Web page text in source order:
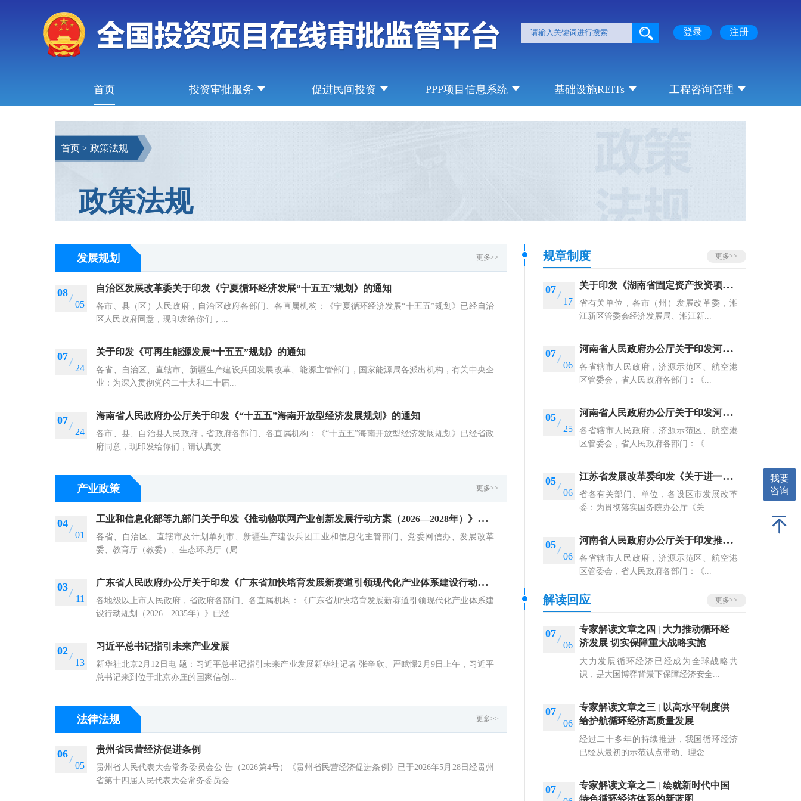
登录 注册
首页 投资审批服务 促进民间投资 PPP项目信息系统 基础设施REITs 工程咨询管理
首页 > 政策法规
政策法规
发展规划 更多>>
08
05
自治区发展改革委关于印发《宁夏循环经济发展“十五五”规划》的通知
各市、县（区）人民政府，自治区政府各部门、各直属机构：《宁夏循环经济发展“十五五”规划》已经自治
区人民政府同意，现印发给你们，...
07
24
关于印发《可再生能源发展“十五五”规划》的通知
各省、自治区、直辖市、新疆生产建设兵团发展改革、能源主管部门，国家能源局各派出机构，有关中央企
业：为深入贯彻党的二十大和二十届...
07
24
海南省人民政府办公厅关于印发《“十五五”海南开放型经济发展规划》的通知
各市、县、自治县人民政府，省政府各部门、各直属机构：《“十五五”海南开放型经济发展规划》已经省政
府同意，现印发给你们，请认真贯...
产业政策 更多>>
04
01
工
业和信息化部等九部门关于印发《推动物联网产业创新发展行动方案（2026—2028年）》的通知
各省、自治区、直辖市及计划单列市、新疆生产建设兵团工业和信息化主管部门、党委网信办、发展改革
委、教育厅（教委）、生态环境厅（局...
03
11
广
东省人民政府办公厅关于印发《广东省加快培育发展新赛道引领现代化产业体系建设行动规划（2026—2035年）》的通知
各地级以上市人民政府，省政府各部门、各直属机构：《广东省加快培育发展新赛道引领现代化产业体系建
设行动规划（2026—2035年）》已经...
02
13
习近平总书记指引未来产业发展
新华社北京2月12日电 题：习近平总书记指引未来产业发展新华社记者 张辛欣、严赋憬2月9日上午，习近平
总书记来到位于北京亦庄的国家信创...
法律法规 更多>>
06
05
贵州省民营经济促进条例
贵州省人民代表大会常务委员会公 告（2026第4号）《贵州省民营经济促进条例》已于2026年5月28日经贵州
省第十四届人民代表大会常务委员会...
更多>>
规章制度
07
17
关
于印发《湖南省固定资产投资项目节能审查验收管理办法（试行）》的通知
省有关单位，各市（州）发展改革委，湘
江新区管委会经济发展局、湘江新...
07
06
河
南省人民政府办公厅关于印发河南省进一步促进民间投资高质量发展若干政策措施的通知
各省辖市人民政府，济源示范区、航空港
区管委会，省人民政府各部门：《...
05
25
河
南省人民政府办公厅关于印发河南省推进数字经济高质量发展若干政策措施的通知
各省辖市人民政府，济源示范区、航空港
区管委会，省人民政府各部门：《...
05
06
江
苏省发展改革委印发《关于进一步促进民间投资发展的若干举措》的通知
省各有关部门、单位，各设区市发展改革
委：为贯彻落实国务院办公厅《关...
05
06
河
南省人民政府办公厅关于印发推动2026年第二季度经济持续向好若干政策措施的通知
各省辖市人民政府，济源示范区、航空港
区管委会，省人民政府各部门：《...
更多>>
解读回应
07
06
专家解读文章之四 | 大力推动循环经
济发展 切实保障重大战略实施
大力发展循环经济已经成为全球战略共
识，是大国博弈背景下保障经济安全...
07
06
专家解读文章之三 | 以高水平制度供
给护航循环经济高质量发展
经过二十多年的持续推进，我国循环经济
已经从最初的示范试点带动、理念...
07
专家解读文章之二 | 绘就新时代中国
我要
咨询